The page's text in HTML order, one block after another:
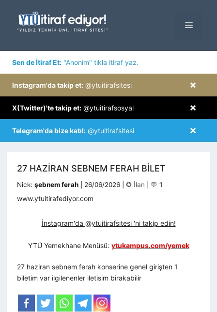
MENÜ
Sen de İtiraf Et: "Anonim" tıkla itiraf yaz.
×
Instagram'da takip et: @ytuitirafsitesi
×
X(Twitter)'te takip et: @ytuitirafsosyal
×
Telegram'da bize katıl: @ytuitirafsitesi
27 HAZIRAN SEBNEM FERAH BILET
Nick: şebnem ferah 26/06/2026 Kategoriler
✪ İlan 💬 1
www.ytuitirafediyor.com
İnstagram'da @ytuitirafsitesi 'ni takip edin!
YTÜ Yemekhane Menüsü: ytukampus.com/yemek
27 haziran sebnem ferah konserine genel girişten 1
biletim var ilgilenenler iletisim birakabilir